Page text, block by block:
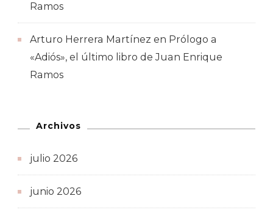
Ramos
Arturo Herrera Martínez en Prólogo a
«Adiós», el último libro de Juan Enrique
Ramos
Archivos
julio 2026
junio 2026